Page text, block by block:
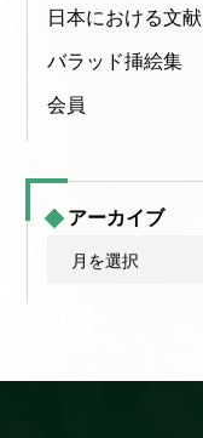
日本における文献
バラッド挿絵集
会員
アーカイブ
ブ